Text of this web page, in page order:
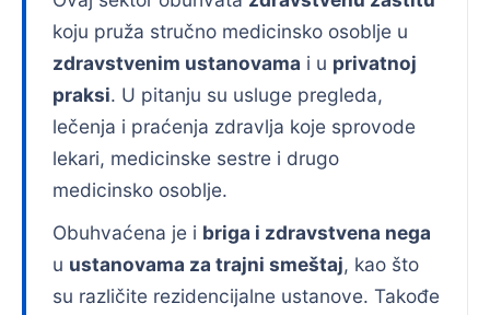
koju pruža stručno medicinsko osoblje u
zdravstvenim ustanovama i u privatnoj
praksi. U pitanju su usluge pregleda,
lečenja i praćenja zdravlja koje sprovode
lekari, medicinske sestre i drugo
medicinsko osoblje.
Obuhvaćena je i briga i zdravstvena nega
u ustanovama za trajni smeštaj, kao što
su različite rezidencijalne ustanove. Takođe